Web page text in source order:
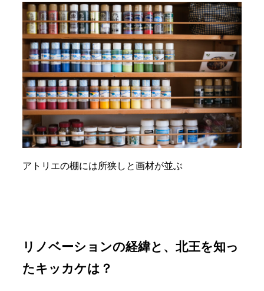
アトリエの棚には所狭しと画材が並ぶ
リノベーションの経緯と、北王を知っ
たキッカケは？